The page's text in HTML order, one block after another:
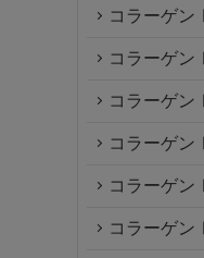
コラーゲン
コラーゲン
コラーゲン
コラーゲン
コラーゲン
コラーゲン